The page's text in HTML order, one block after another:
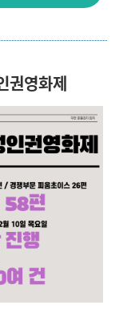
권영화제